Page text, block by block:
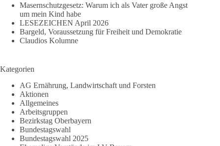
Masernschutzgesetz: Warum ich als Vater große Angst
um mein Kind habe
LESEZEICHEN April 2026
Bargeld, Voraussetzung für Freiheit und Demokratie
Claudios Kolumne
Kategorien
AG Ernährung, Landwirtschaft und Forsten
Aktionen
Allgemeines
Arbeitsgruppen
Bezirkstag Oberbayern
Bundestagswahl
Bundestagswahl 2025